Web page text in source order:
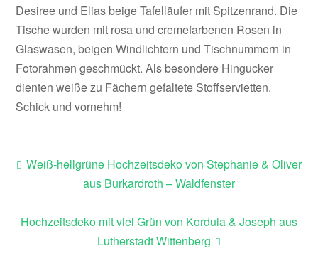
Desiree und Elias beige Tafelläufer mit Spitzenrand. Die
Tische wurden mit rosa und cremefarbenen Rosen in
Glaswasen, beigen Windlichtern und Tischnummern in
Fotorahmen geschmückt. Als besondere Hingucker
dienten weiße zu Fächern gefaltete Stoffservietten.
Schick und vornehm!
Beitragsnavigation
Weiß-hellgrüne Hochzeitsdeko von Stephanie & Oliver
aus Burkardroth – Waldfenster
Hochzeitsdeko mit viel Grün von Kordula & Joseph aus
Lutherstadt Wittenberg